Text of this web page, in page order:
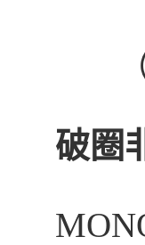
破圈